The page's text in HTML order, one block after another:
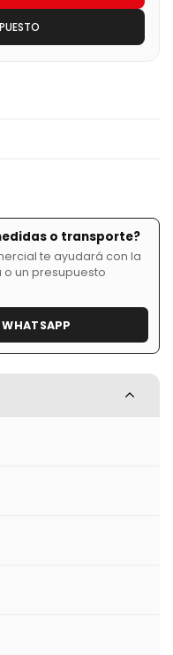
o transporte?
te ayudará con la
un presupuesto